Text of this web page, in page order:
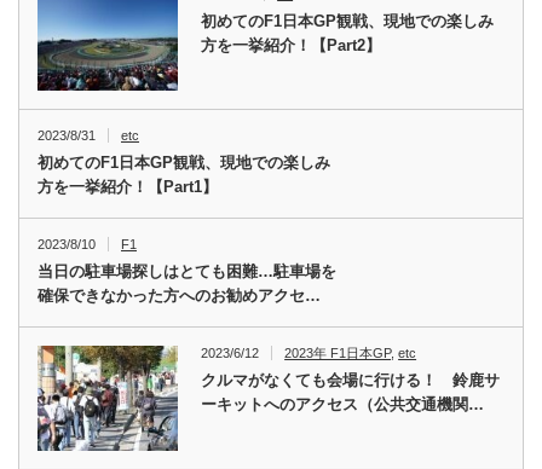
初めてのF1日本GP観戦、現地での楽しみ
方を一挙紹介！【Part2】
2023/8/31 etc
初めてのF1日本GP観戦、現地での楽しみ
方を一挙紹介！【Part1】
2023/8/10 F1
当日の駐車場探しはとても困難…駐車場を
確保できなかった方へのお勧めアクセ…
2023/6/12 2023年 F1日本GP,etc
クルマがなくても会場に行ける！ 鈴鹿サ
ーキットへのアクセス（公共交通機関…